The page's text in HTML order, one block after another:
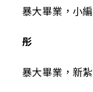
暴大畢業，小編
彤
暴大畢業，新